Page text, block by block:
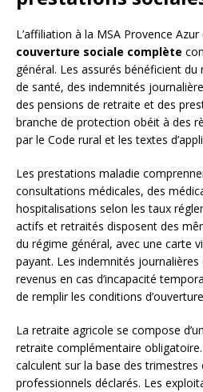
L’affiliation à la MSA Provence
couverture sociale complète
général. Les assurés bénéficient
de santé, des indemnités
des pensions de retraite et des
branche de protection obéit à des
par le Code rural et les textes
Les prestations maladie
consultations médicales, des
hospitalisations selon les taux
actifs et retraités disposent des
du régime général, avec une carte
payant. Les indemnités
revenus en cas d’incapacité
de remplir les conditions
La retraite agricole se compose
retraite complémentaire
calculent sur la base des
professionnels déclarés. Les